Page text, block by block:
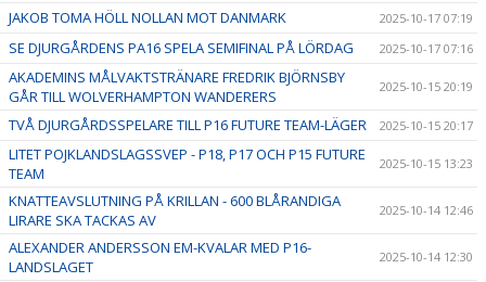
JAKOB TOMA HÖLL NOLLAN MOT DANMARK 2025-10-17 07:19
SE DJURGÅRDENS PA16 SPELA SEMIFINAL PÅ LÖRDAG 2025-10-17 07:16
AKADEMINS MÅLVAKTSTRÄNARE FREDRIK BJÖRNSBY
GÅR TILL WOLVERHAMPTON WANDERERS
2025-10-15 20:19
TVÅ DJURGÅRDSSPELARE TILL P16 FUTURE TEAM-LÄGER 2025-10-15 20:17
LITET POJKLANDSLAGSSVEP - P18, P17 OCH P15 FUTURE
TEAM
2025-10-15 13:23
KNATTEAVSLUTNING PÅ KRILLAN - 600 BLÅRANDIGA
LIRARE SKA TACKAS AV
2025-10-14 12:46
ALEXANDER ANDERSSON EM-KVALAR MED P16-
LANDSLAGET
2025-10-14 12:30